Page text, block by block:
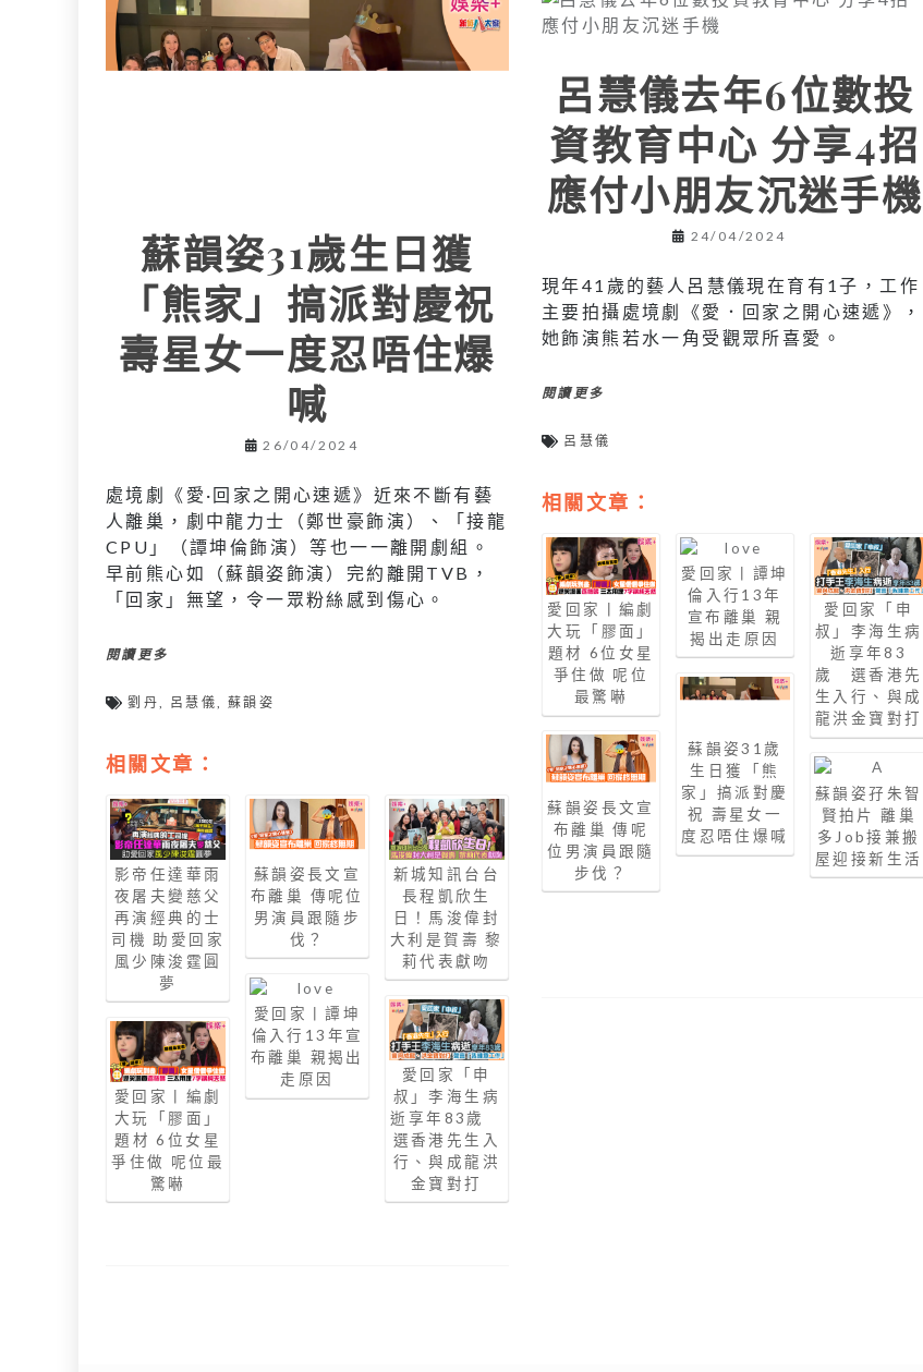
蘇韻姿31歲生日獲
「熊家」搞派對慶祝
壽星女一度忍唔住爆
喊
26/04/2024
處境劇《愛·回家之開心速遞》近來不斷有藝
人離巢，劇中龍力士（鄭世豪飾演）、「接龍
CPU」（譚坤倫飾演）等也一一離開劇組。
早前熊心如（蘇韻姿飾演）完約離開TVB，
「回家」無望，令一眾粉絲感到傷心。
閱讀更多
劉丹, 呂慧儀,蘇韻姿
相關文章：
影帝任達華雨
夜屠夫變慈父
再演經典的士
司機 助愛回家
風少陳浚霆圓
夢
愛回家丨編劇
大玩「膠面」
題材 6位女星
爭住做 呢位最
驚嚇
蘇韻姿長文宣
布離巢 傳呢位
男演員跟隨步
伐？
愛回家丨譚坤
倫入行13年宣
布離巢 親揭出
走原因
新城知訊台台
長程凱欣生
日！馬浚偉封
大利是賀壽 黎
莉代表獻吻
愛回家「申
叔」李海生病
逝享年83歲
選香港先生入
行、與成龍洪
金寶對打
呂慧儀去年6位數投
資教育中心 分享4招
應付小朋友沉迷手機
24/04/2024
現年41歲的藝人呂慧儀現在育有1子，工作
主要拍攝處境劇《愛．回家之開心速遞》，
她飾演熊若水一角受觀眾所喜愛。
閱讀更多
呂慧儀
相關文章：
愛回家丨編劇
大玩「膠面」
題材 6位女星
爭住做 呢位
最驚嚇
蘇韻姿長文宣
布離巢 傳呢
位男演員跟隨
步伐？
愛回家丨譚坤
倫入行13年
宣布離巢 親
揭出走原因
蘇韻姿31歲
生日獲「熊
家」搞派對慶
祝 壽星女一
度忍唔住爆喊
愛回家「申
叔」李海生病
逝享年83
歲 選香港先
生入行、與成
龍洪金寶對打
蘇韻姿孖朱智
賢拍片 離巢
多Job接兼搬
屋迎接新生活